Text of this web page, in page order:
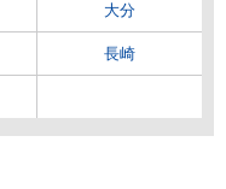
大分
長崎